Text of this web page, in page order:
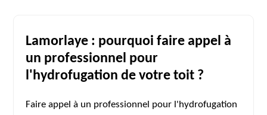
Lamorlaye : pourquoi faire appel à
un professionnel pour
l'hydrofugation de votre toit ?
Faire appel à un professionnel pour l'hydrofugation